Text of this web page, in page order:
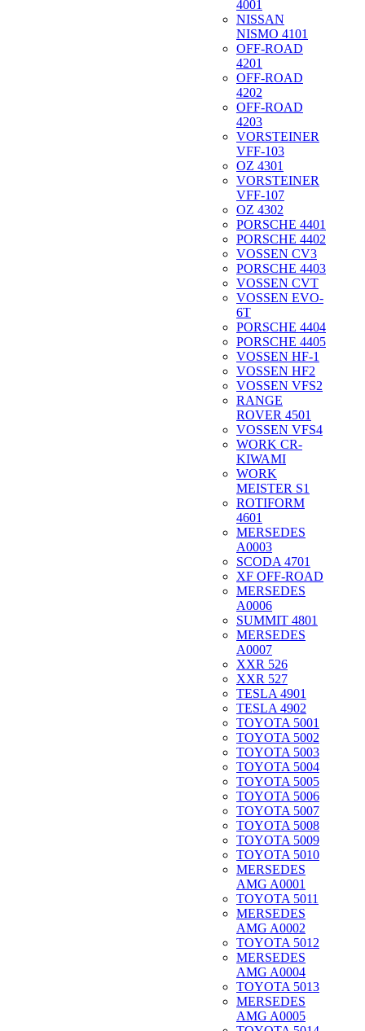
4001
NISSAN
NISMO 4101
OFF-ROAD
4201
OFF-ROAD
4202
OFF-ROAD
4203
VORSTEINER
VFF-103
OZ 4301
VORSTEINER
VFF-107
OZ 4302
PORSCHE 4401
PORSCHE 4402
VOSSEN CV3
PORSCHE 4403
VOSSEN CVT
VOSSEN EVO-
6T
PORSCHE 4404
PORSCHE 4405
VOSSEN HF-1
VOSSEN HF2
VOSSEN VFS2
RANGE
ROVER 4501
VOSSEN VFS4
WORK CR-
KIWAMI
WORK
MEISTER S1
ROTIFORM
4601
MERSEDES
A0003
SCODA 4701
XF OFF-ROAD
MERSEDES
A0006
SUMMIT 4801
MERSEDES
A0007
XXR 526
XXR 527
TESLA 4901
TESLA 4902
TOYOTA 5001
TOYOTA 5002
TOYOTA 5003
TOYOTA 5004
TOYOTA 5005
TOYOTA 5006
TOYOTA 5007
TOYOTA 5008
TOYOTA 5009
TOYOTA 5010
MERSEDES
AMG A0001
TOYOTA 5011
MERSEDES
AMG A0002
TOYOTA 5012
MERSEDES
AMG A0004
TOYOTA 5013
MERSEDES
AMG A0005